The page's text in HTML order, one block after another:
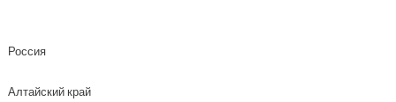
Россия
Алтайский край